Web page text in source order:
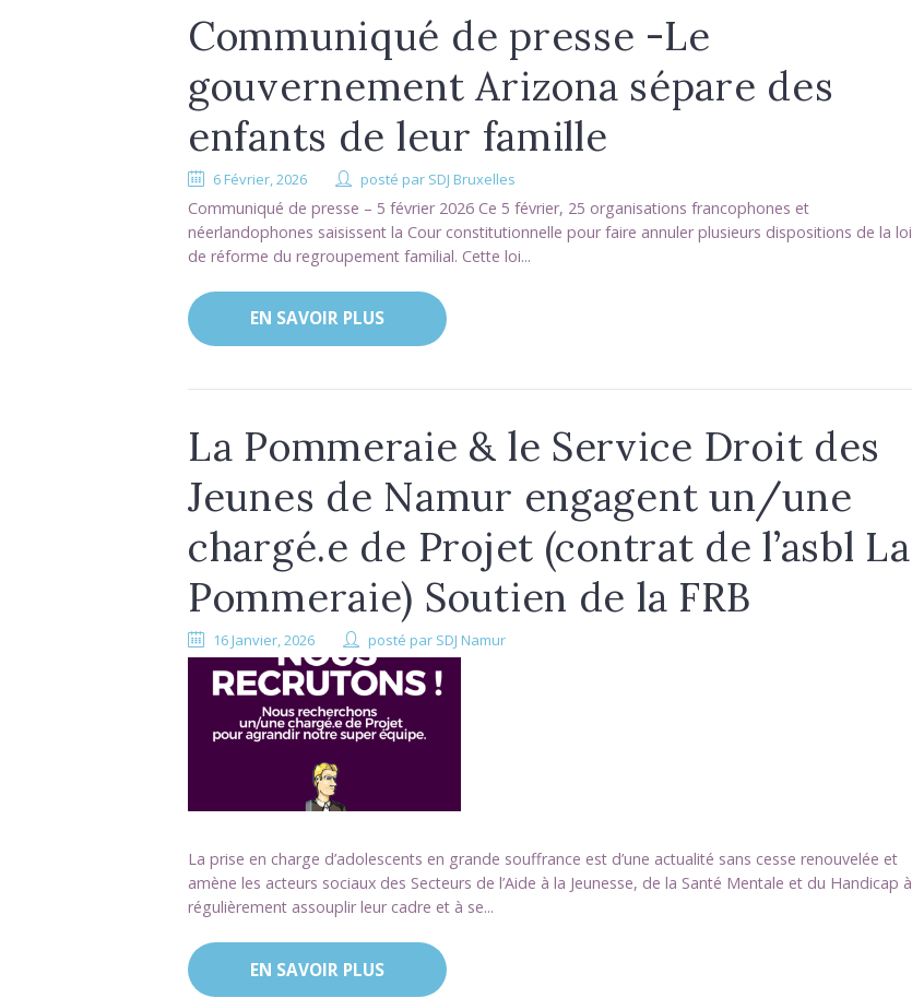
Communiqué de presse -Le
gouvernement Arizona sépare des
enfants de leur famille
6 Février, 2026 posté par SDJ Bruxelles
Communiqué de presse – 5 février 2026 Ce 5 février, 25 organisations francophones et
néerlandophones saisissent la Cour constitutionnelle pour faire annuler plusieurs dispositions de la loi
de réforme du regroupement familial. Cette loi...
EN SAVOIR PLUS
La Pommeraie & le Service Droit des
Jeunes de Namur engagent un/une
chargé.e de Projet (contrat de l’asbl La
Pommeraie) Soutien de la FRB
16 Janvier, 2026 posté par SDJ Namur
La prise en charge d’adolescents en grande souffrance est d’une actualité sans cesse renouvelée et
amène les acteurs sociaux des Secteurs de l’Aide à la Jeunesse, de la Santé Mentale et du Handicap à
régulièrement assouplir leur cadre et à se...
EN SAVOIR PLUS